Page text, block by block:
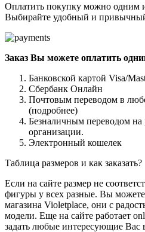
Оплатить покупку можно одним
Выбирайте удобный и
Заказ Вы можете оплатить
Банковской картой Visa/
Сбербанк Онлайн
Почтовым переводом в
(подробнее)
Безналичным переводом на
организации.
Электронный кошелек
Таблица размеров и как заказать?
Если на сайте размер не
фигуры у всех разные. Вы
магазина Violetplace, они с
модели. Еще на сайте работает
задать любые интересующие Вас